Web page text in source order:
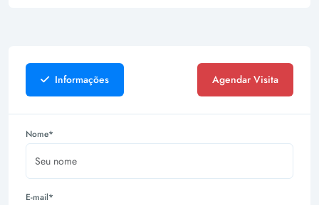
Informações Agendar Visita
Nome*
E-mail*